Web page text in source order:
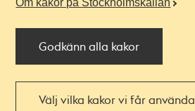
Om kakor på Stockholmskällan
Godkänn alla kakor
Välj vilka kakor vi får använda